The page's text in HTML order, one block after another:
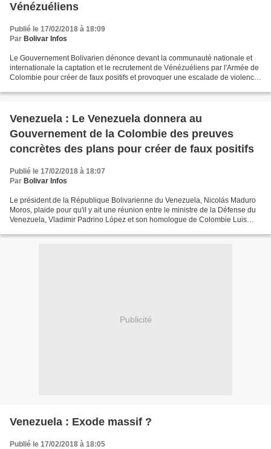
Vénézuéliens
Publié le 17/02/2018 à 18:09
Par Bolivar Infos
Le Gouvernement Bolivarien dénonce devant la communauté nationale et
internationale la captation et le recrutement de Vénézuéliens par l'Armée de
Colombie pour créer de faux positifs et provoquer une escalade de violence
Venezuela : Le Venezuela donnera au
Gouvernement de la Colombie des preuves
concrètes des plans pour créer de faux positifs
Publié le 17/02/2018 à 18:07
Par Bolivar Infos
Le président de la République Bolivarienne du Venezuela, Nicolás Maduro
Moros, plaide pour qu'il y ait une réunion entre le ministre de la Défense du
Venezuela, Vladimir Padrino López et son homologue de Colombie Luis
Publicité
Venezuela : Exode massif ?
Publié le 17/02/2018 à 18:05